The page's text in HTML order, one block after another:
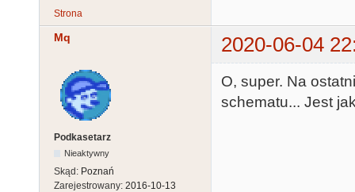
Strona
Mq 2020-06-04
Podkasetarz
Nieaktywny
Skąd: Poznań
Zarejestrowany: 2016-10-13
O, super. Na
schematu... Jest